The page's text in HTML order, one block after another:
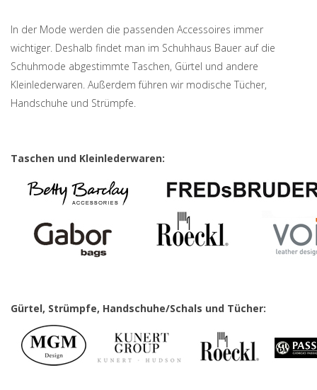
In der Mode werden die passenden Accessoires immer
wichtiger. Deshalb findet man im Schuhhaus Bauer auf die
Schuhmode abgestimmte Taschen, Gürtel und andere
Kleinlederwaren. Außerdem führen wir modische Tücher,
Handschuhe und Strümpfe.
Taschen und Kleinlederwaren:
Gürtel, Strümpfe, Handschuhe/Schals und Tücher: